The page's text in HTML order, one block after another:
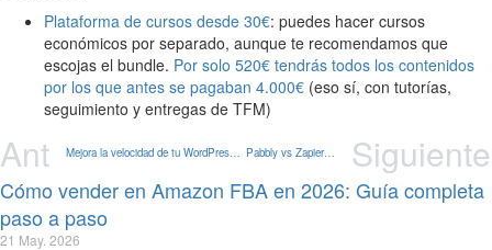
Plataforma de cursos desde 30€: puedes hacer cursos
económicos por separado, aunque te recomendamos que
escojas el bundle. Por solo 520€ tendrás todos los contenidos
por los que antes se pagaban 4.000€ (eso sí, con tutorías,
seguimiento y entregas de TFM)
Ant Mejora la velocidad de tu WordPress con Nitropack – Plugin de Caché WPO Pabbly vs Zapier ¿Cuál es la mejor app para automatizar tu Ecommerce? Siguiente
Cómo vender en Amazon FBA en 2026: Guía completa
paso a paso
21 May. 2026